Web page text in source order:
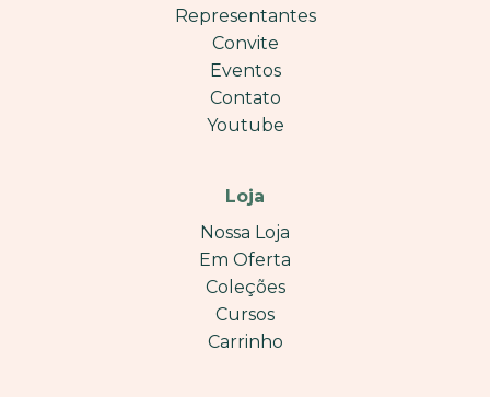
Representantes
Convite
Eventos
Contato
Youtube
Loja
Nossa Loja
Em Oferta
Coleções
Cursos
Carrinho